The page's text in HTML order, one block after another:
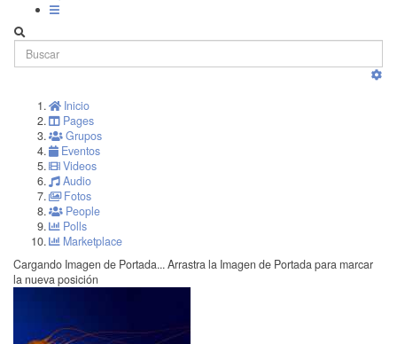
Inicio
Pages
Grupos
Eventos
Videos
Audio
Fotos
People
Polls
Marketplace
Cargando Imagen de Portada... Arrastra la Imagen de Portada para marcar
la nueva posición